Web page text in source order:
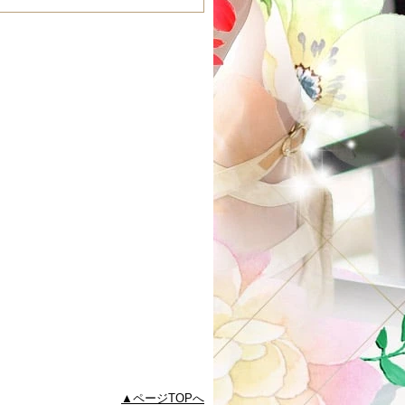
ページTOPへ